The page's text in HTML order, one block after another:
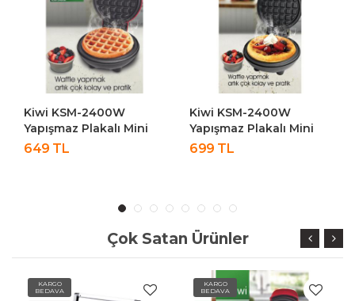
Kiwi KSM-2400W
Yapışmaz Plakalı Mini
Waffle Makinesi - Krem
699 TL
Kiwi KSM-2400W
Yapışmaz Plakalı Mini
Waffle Makinesi - Mavi
699 TL
Çok Satan Ürünler
KARGO
BEDAVA
KARGO
BEDAVA